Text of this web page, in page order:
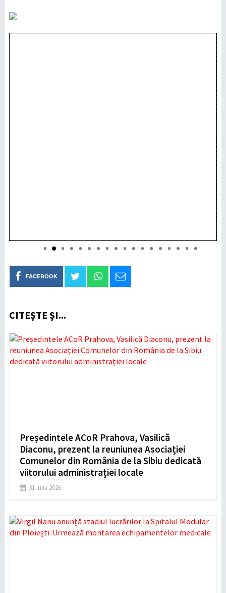
FACEBOOK
CITEȘTE ȘI...
Președintele ACoR Prahova, Vasilică
Diaconu, prezent la reuniunea Asociației
Comunelor din România de la Sibiu dedicată
viitorului administrației locale
31 Iulie 2026